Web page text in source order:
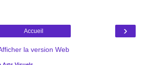
›
Accueil
la version Web